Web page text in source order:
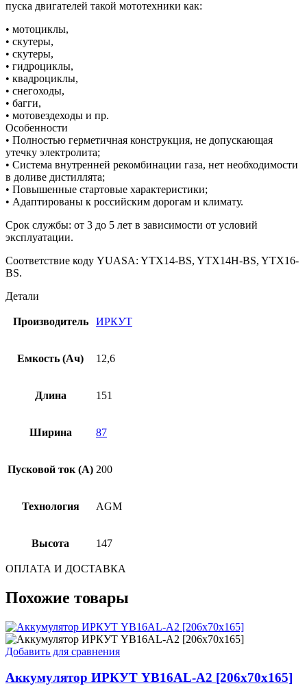
пуска двигателей такой мототехники как:
• мотоциклы,
• скутеры,
• скутеры,
• гидроциклы,
• квадроциклы,
• снегоходы,
• багги,
• мотовездеходы и пр.
Особенности
• Полностью герметичная конструкция, не допускающая
утечку электролита;
• Система внутренней рекомбинации газа, нет необходимости
в доливе дистиллята;
• Повышенные стартовые характеристики;
• Адаптированы к российским дорогам и климату.
Срок службы: от 3 до 5 лет в зависимости от условий
эксплуатации.
Соответствие коду YUASA: YTX14-BS, YTX14H-BS, YTX16-
BS.
Детали
Производитель ИРКУТ
Емкость (Ач) 12,6
Длина 151
Ширина 87
Пусковой ток (А) 200
Технология AGM
Высота 147
ОПЛАТА И ДОСТАВКА
Похожие товары
Добавить для сравнения
Аккумулятор ИРКУТ YB16AL-A2 [206x70x165]